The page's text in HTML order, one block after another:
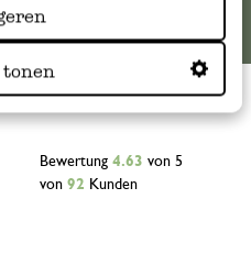
tonen
Bewertung 4.63 von 5
von 92 Kunden